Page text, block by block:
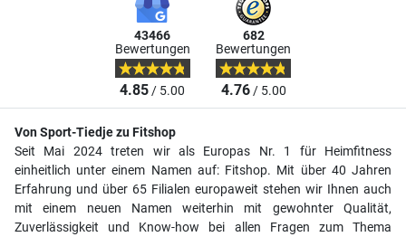
43466
Bewertungen
4.85/ 5.00
682
Bewertungen
4.76/ 5.00
Von Sport-Tiedje zu Fitshop
Seit Mai 2024 treten wir als Europas Nr. 1 für Heimfitness
einheitlich unter einem Namen auf: Fitshop. Mit über 40 Jahren
Erfahrung und über 65 Filialen europaweit stehen wir Ihnen auch
mit einem neuen Namen weiterhin mit gewohnter Qualität,
Zuverlässigkeit und Know-how bei allen Fragen zum Thema